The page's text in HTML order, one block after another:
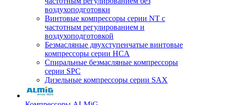
воздухоподготовки
Винтовые компрессоры серии NT с
частотным регулированием и
воздухоподготовкой
Безмасляные двухступенчатые винтовые
компрессоры серии HCA
Спиральные безмасляные компрессоры
серии SPC
Дизельные компрессоры серии SAX